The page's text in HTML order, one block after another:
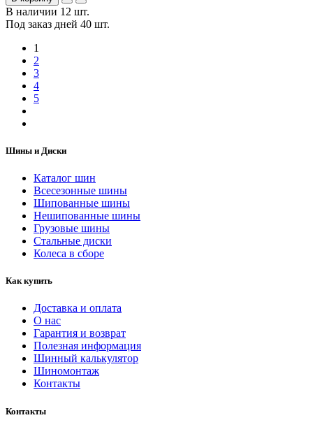
В наличии 12 шт.
Под заказ дней 40 шт.
1
2
3
4
5
Шины и Диски
Каталог шин
Всесезонные шины
Шипованные шины
Нешипованные шины
Грузовые шины
Стальные диски
Колеса в сборе
Как купить
Доставка и оплата
О нас
Гарантия и возврат
Полезная информация
Шинный калькулятор
Шиномонтаж
Контакты
Контакты